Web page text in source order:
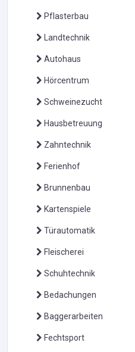
Pflasterbau
Landtechnik
Autohaus
Hörcentrum
Schweinezucht
Hausbetreuung
Zahntechnik
Ferienhof
Brunnenbau
Kartenspiele
Türautomatik
Fleischerei
Schuhtechnik
Bedachungen
Baggerarbeiten
Fechtsport